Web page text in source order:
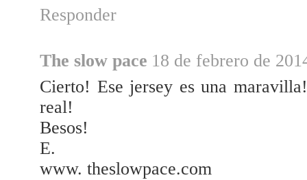
Responder
The slow pace 18 de febrero de
Cierto! Ese jersey es una
real!
Besos!
E.
www. theslowpace.com